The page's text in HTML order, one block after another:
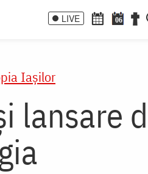
LIVE 06
Iaşilor
lansare